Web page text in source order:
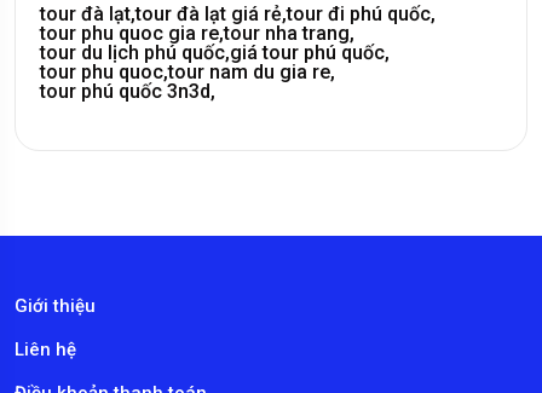
tour đà lạt,tour đà lạt giá rẻ,tour đi phú quốc,
tour phu quoc gia re,tour nha trang,
tour du lịch phú quốc,giá tour phú quốc,
tour phu quoc,tour nam du gia re,
tour phú quốc 3n3d,
Giới thiệu
Liên hệ